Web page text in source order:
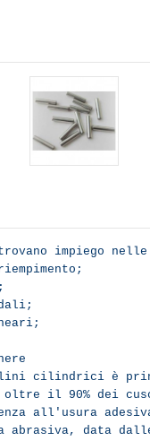
impiego nelle
cilindrici è
il 90% dei
all'usura
abrasiva, data